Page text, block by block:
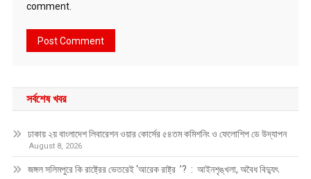
comment.
সর্বশেষ খবর
ঢাকায় ২য় বাংলাদেশ লিবারেশন ওয়ার কোর্সের ৫৪তম কমিশনিং ও ফেলোশিপ ডে উদ্‌যাপন
August 8, 2026
জঙ্গল সলিমপুরে কি রাষ্ট্রের ভেতরেই ‘আরেক রাষ্ট্র ’? : আইনশৃঙ্খলা, অবৈধ বিদ্যুৎ